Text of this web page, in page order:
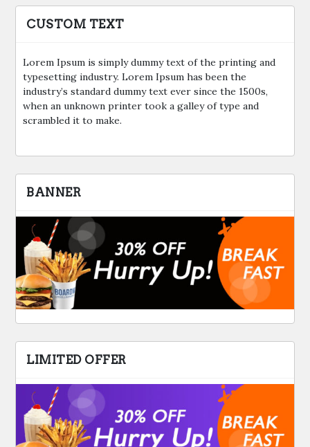
CUSTOM TEXT
Lorem Ipsum is simply dummy text of the printing and
typesetting industry. Lorem Ipsum has been the
industry’s standard dummy text ever since the 1500s,
when an unknown printer took a galley of type and
scrambled it to make.
BANNER
LIMITED OFFER